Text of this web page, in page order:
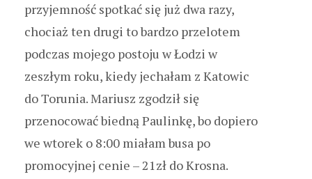
przyjemność spotkać się już dwa razy,
chociaż ten drugi to bardzo przelotem
podczas mojego postoju w Łodzi w
zeszłym roku, kiedy jechałam z Katowic
do Torunia. Mariusz zgodził się
przenocować biedną Paulinkę, bo dopiero
we wtorek o 8:00 miałam busa po
promocyjnej cenie – 21zł do Krosna.